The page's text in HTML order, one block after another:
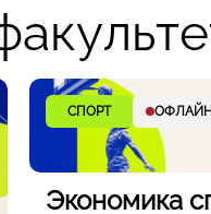
СПОРТ ОФЛАЙН
Экономика